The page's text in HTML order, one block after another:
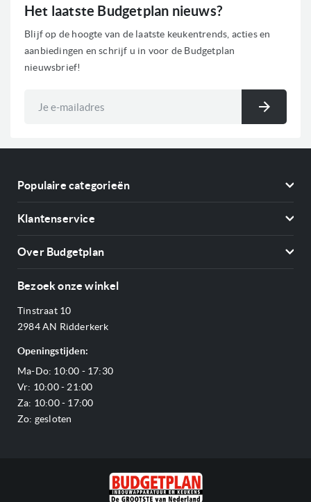
Het laatste Budgetplan nieuws?
Blijf op de hoogte van de laatste keukentrends, acties en
aanbiedingen en schrijf u in voor de Budgetplan
nieuwsbrief!
Populaire categorieën
Kookplaten
Afzuigkappen
Ovens
Stoomovens
Magnetrons
Vaatwassers
Complete keukens
Outlet
Klantenservice
Betalen
Veelgestelde vragen
Service & garantie
Sitemap
Over Budgetplan
Adres & Route
Reviews Budgetplan
Blog
Bezoek onze winkel
Tinstraat 10
2984 AN Ridderkerk
Openingstijden:
Ma-Do: 10:00 - 17:30
Vr: 10:00 - 21:00
Za: 10:00 - 17:00
Zo: gesloten